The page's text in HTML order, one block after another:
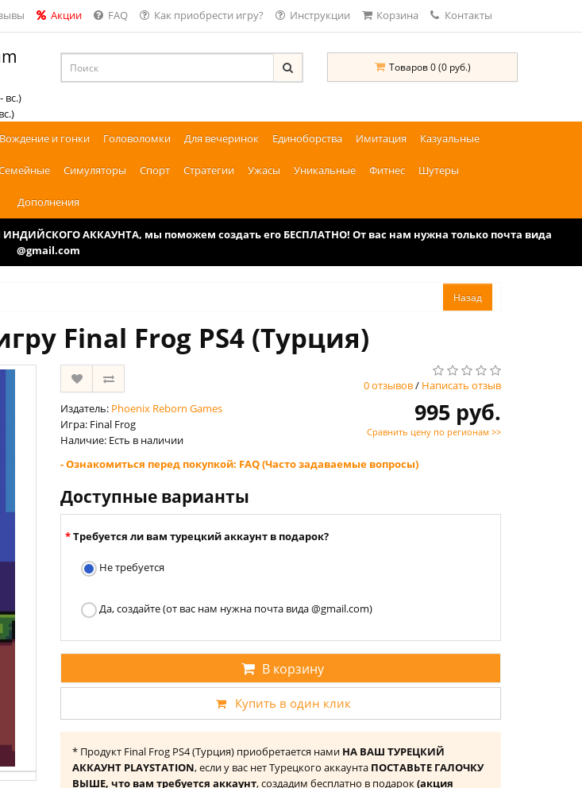
Акции FAQ Как приобрести игру? Инструкции Корзина Контакты
вс.)
Товаров 0 (0 руб.)
Вождение и гонки Головоломки Для вечеринок Единоборства Имитация Казуальные
Симуляторы Спорт Стратегии Ужасы Уникальные Фитнес Шутеры
Дополнения
АККАУНТА, мы поможем создать его БЕСПЛАТНО! От вас нам нужна только почта вида
@gmail.com
Final Frog PS4 (Турция)
0 отзывов/ Написать отзыв
Издатель: Phoenix Reborn Games
Игра: Final Frog
Наличие: Есть в наличии
995 руб.
Сравнить цену по регионам >>
- Ознакомиться перед покупкой: FAQ (Часто задаваемые вопросы)
Доступные варианты
Требуется ли вам турецкий аккаунт в подарок?
Не требуется
Да, создайте (от вас нам нужна почта вида @gmail.com)
В корзину
Купить в один клик
* Продукт Final Frog PS4 (Турция) приобретается нами НА ВАШ ТУРЕЦКИЙ
АККАУНТ PLAYSTATION, если у вас нет Турецкого аккаунта ПОСТАВЬТЕ ГАЛОЧКУ
ВЫШЕ, что вам требуется аккаунт, создадим бесплатно в подарок(акция